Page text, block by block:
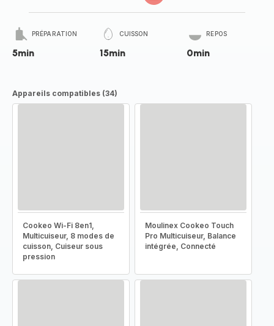
PRÉPARATION
5min
CUISSON
15min
REPOS
0min
Appareils compatibles (34)
Cookeo Wi-Fi 8en1,
Multicuiseur, 8 modes de
cuisson, Cuiseur sous
pression
Moulinex Cookeo Touch
Pro Multicuiseur, Balance
intégrée, Connecté